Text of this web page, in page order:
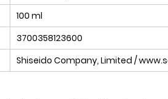
100 ml
3700358123600
Shiseido Company, Limited /